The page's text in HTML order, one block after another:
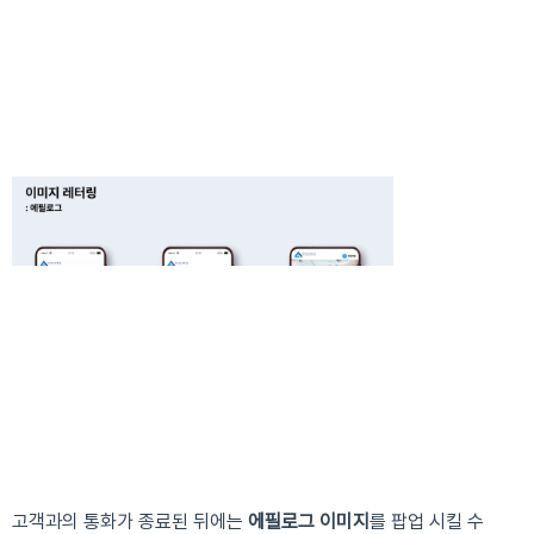
고객과의 통화가 종료된 뒤에는 에필로그 이미지 를 팝업 시킬 수